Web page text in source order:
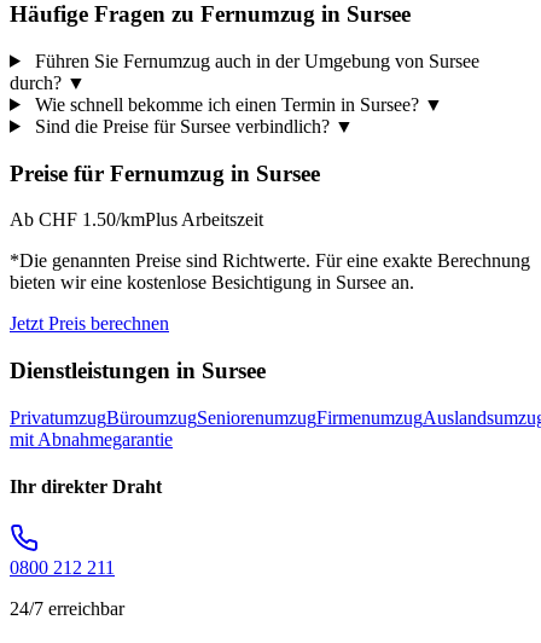
Häufige Fragen zu Fernumzug in Sursee
Führen Sie Fernumzug auch in der Umgebung von Sursee
durch? ▼
Wie schnell bekomme ich einen Termin in Sursee? ▼
Sind die Preise für Sursee verbindlich? ▼
Preise für Fernumzug in Sursee
Ab CHF 1.50/kmPlus Arbeitszeit
*Die genannten Preise sind Richtwerte. Für eine exakte Berechnung
bieten wir eine kostenlose Besichtigung in Sursee an.
Jetzt Preis berechnen
Dienstleistungen in Sursee
PrivatumzugBüroumzugSeniorenumzugFirmenumzug
mit Abnahmegarantie
Ihr direkter Draht
0800 212 211
24/7 erreichbar